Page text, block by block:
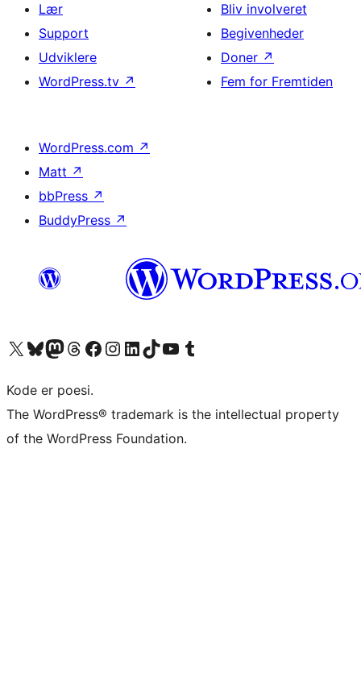
Lær
Support
Udviklere
WordPress.tv ↗
Bliv involveret
Begivenheder
Doner ↗
Fem for Fremtiden
WordPress.com ↗
Matt ↗
bbPress ↗
BuddyPress ↗
Besøg vores X (tidligere Twitter) konto
Besøg vores Bluesky-konto
Besøg vores Mastodon konto
Besøg vores Threads-konto
Besøg vores Facebook sideBesøg vores Instagram konto
Besøg vores LinkedIn konto
Besøg vores TikTok-konto
Besøg vores YouTube-kanalBesøg vores Tumblr-konto
Kode er poesi.
The WordPress® trademark is the intellectual property
of the WordPress Foundation.